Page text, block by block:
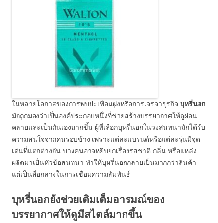
ในหลายโอกาสของการพบปะเพื่อนฝูงหรือการเจรจาธุรกิจ บุหรี่นอก
มักถูกมองว่าเป็นองค์ประกอบหนึ่งที่ช่วยสร้างบรรยากาศให้ดูผ่อน
คลายและเป็นกันเองมากขึ้น ผู้ที่เลือกบุหรี่นอกในวงสนทนามักได้รับ
ความสนใจจากคนรอบข้าง เพราะแต่ละแบรนด์หรือแต่ละรุ่นมีจุด
เด่นที่แตกต่างกัน บางคนอาจหยิบยกเรื่องรสชาติ กลิ่น หรือแหล่ง
ผลิตมาเป็นหัวข้อสนทนา ทำให้บุหรี่นอกกลายเป็นมากกว่าสินค้า
แต่เป็นสื่อกลางในการเชื่อมความสัมพันธ์
บุหรี่นอกยังช่วยเติมเต็มอารมณ์ของ
บรรยากาศให้ดูมีสไตล์มากขึ้น